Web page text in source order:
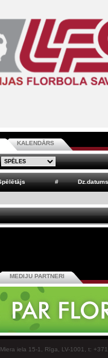
KALENDĀRS
# Dz.datums
MEDIJU PARTNERI
Miera iela 15-1, Rīga, LV-1001, t: